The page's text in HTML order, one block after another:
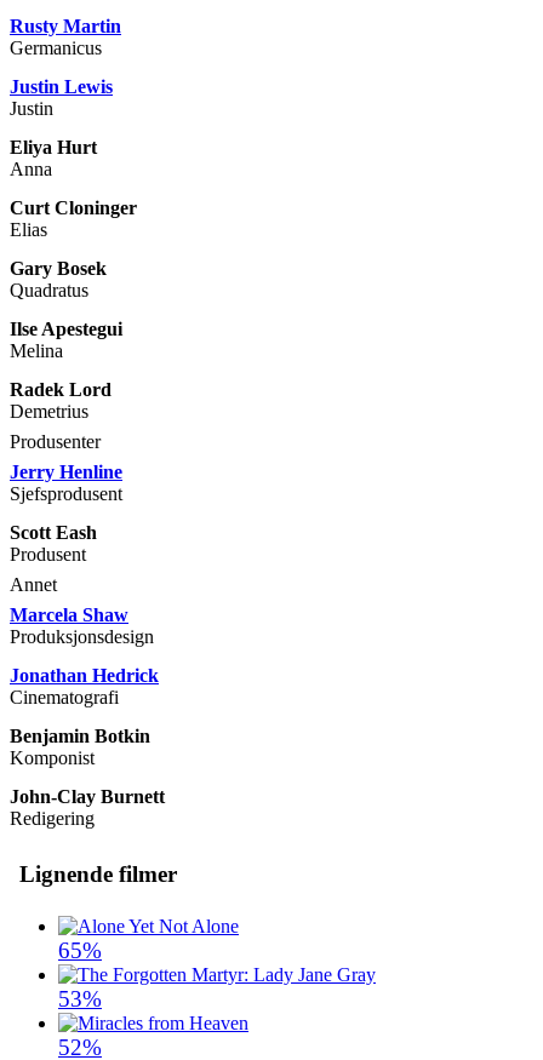
Rusty Martin
Germanicus
Justin Lewis
Justin
Eliya Hurt
Anna
Curt Cloninger
Elias
Gary Bosek
Quadratus
Ilse Apestegui
Melina
Radek Lord
Demetrius
Produsenter
Jerry Henline
Sjefsprodusent
Scott Eash
Produsent
Annet
Marcela Shaw
Produksjonsdesign
Jonathan Hedrick
Cinematografi
Benjamin Botkin
Komponist
John-Clay Burnett
Redigering
Lignende filmer
65%
53%
52%